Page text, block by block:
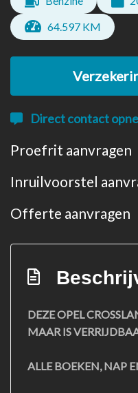
64.597 KM
Direct contact
Proefrit aanvragen
Inruilvoorstel
Offerte aanvragen
DEZE OPEL
MAAR IS
ALLE BOEKEN, NAP